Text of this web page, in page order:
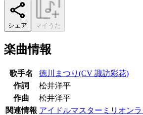
シェア マイうた
楽曲情報
歌手名
徳川まつり(CV 諏訪彩花)
作詞
松井洋平
作曲
松井洋平
関連情報 アイドルマスターミリオン